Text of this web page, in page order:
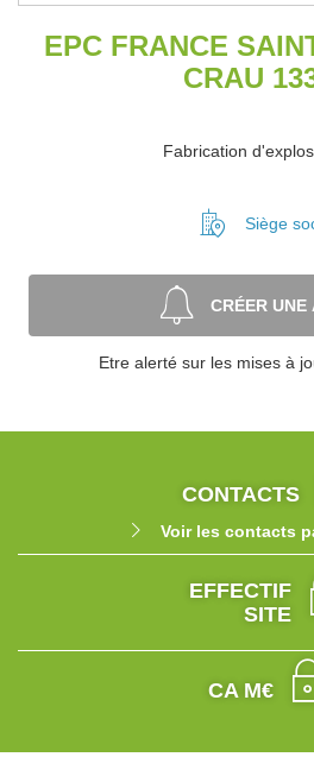
EPC FRANCE
CRAU
Fabrication
Siège
CRÉER UNE
Etre alerté sur les mises à
CONTACTS
Voir les contacts
EFFECTIF
SITE
CA M€